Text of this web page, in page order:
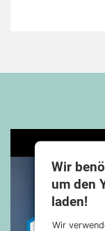
Wir
um den
laden!
Wir